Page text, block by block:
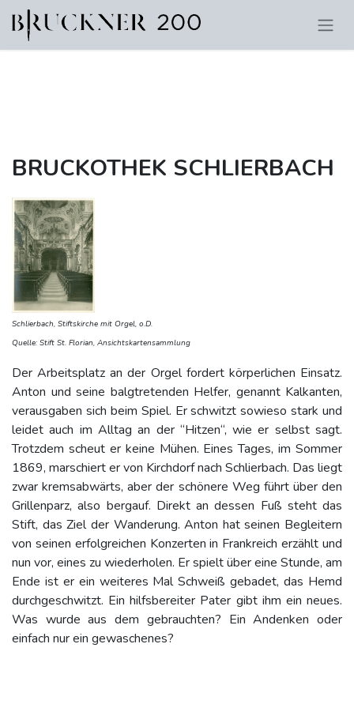
BRUCKOTHEK SCHLIERBACH
Schlierbach, Stiftskirche mit Orgel, o.D.
Quelle: Stift St. Florian, Ansichtskartensammlung
Der Arbeitsplatz an der Orgel fordert körperlichen Einsatz.
Anton und seine balgtretenden Helfer, genannt Kalkanten,
verausgaben sich beim Spiel. Er schwitzt sowieso stark und
leidet auch im Alltag an der “Hitzen“, wie er selbst sagt.
Trotzdem scheut er keine Mühen. Eines Tages, im Sommer
1869, marschiert er von Kirchdorf nach Schlierbach. Das liegt
zwar kremsabwärts, aber der schönere Weg führt über den
Grillenparz, also bergauf. Direkt an dessen Fuß steht das
Stift, das Ziel der Wanderung. Anton hat seinen Begleitern
von seinen erfolgreichen Konzerten in Frankreich erzählt und
nun vor, eines zu wiederholen. Er spielt über eine Stunde, am
Ende ist er ein weiteres Mal Schweiß gebadet, das Hemd
durchgeschwitzt. Ein hilfsbereiter Pater gibt ihm ein neues.
Was wurde aus dem gebrauchten? Ein Andenken oder
einfach nur ein gewaschenes?